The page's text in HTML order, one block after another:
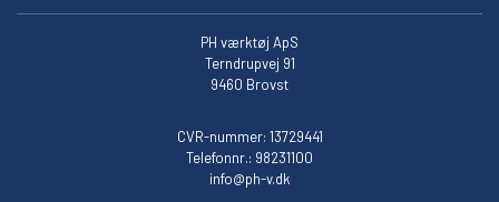
PH værktøj ApS
Terndrupvej 91
9460 Brovst
CVR-nummer: 13729441
Telefonnr.: 98231100
info@ph-v.dk